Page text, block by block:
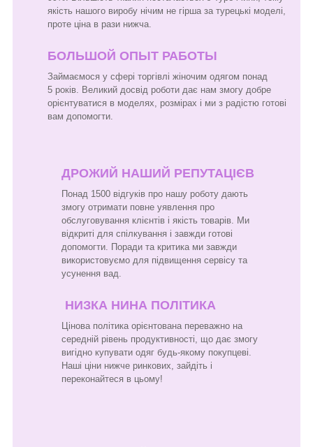
якість нашого виробу нічим не гірша за турецькі моделі,
проте ціна в рази нижча.
БОЛЬШОЙ ОПЫТ РАБОТЫ
Займаємося у сфері торгівлі жіночим одягом понад
5 років. Великий досвід роботи дає нам змогу добре
орієнтуватися в моделях, розмірах і ми з радістю готові
вам допомогти.
ДРОЖИЙ НАШИЙ РЕПУТАЦІЄВ
Понад 1500 відгуків про нашу роботу дають
змогу отримати повне уявлення про
обслуговування клієнтів і якість товарів. Ми
відкриті для спілкування і завжди готові
допомогти. Поради та критика ми завжди
використовуємо для підвищення сервісу та
усунення вад.
НИЗКА НИНА ПОЛІТИКА
Цінова політика орієнтована переважно на
середній рівень продуктивності, що дає змогу
вигідно купувати одяг будь-якому покупцеві.
Наші ціни нижче ринкових, зайдіть і
переконайтеся в цьому!